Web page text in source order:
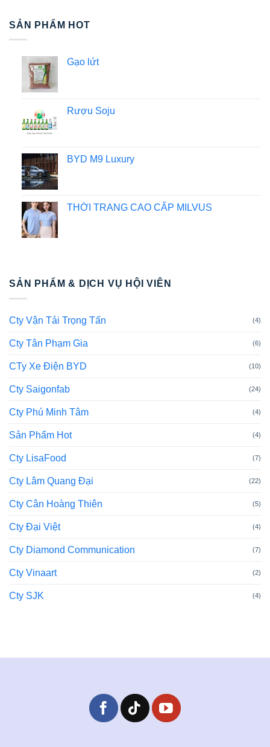
SẢN PHẨM HOT
Gạo lứt
Rượu Soju
BYD M9 Luxury
THỜI TRANG CAO CẤP MILVUS
SẢN PHẨM & DỊCH VỤ HỘI VIÊN
Cty Vận Tải Trọng Tấn (4)
Cty Tân Phạm Gia (6)
CTy Xe Điện BYD (10)
Cty Saigonfab (24)
Cty Phú Minh Tâm (4)
Sản Phẩm Hot (4)
Cty LisaFood (7)
Cty Lâm Quang Đại (22)
Cty Cân Hoàng Thiên (5)
Cty Đại Việt (4)
Cty Diamond Communication (7)
Cty Vinaart (2)
Cty SJK (4)